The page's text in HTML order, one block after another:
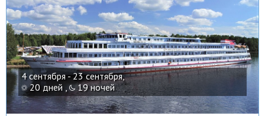
4 сентября - 23 сентября,
20 дней , 19 ночей